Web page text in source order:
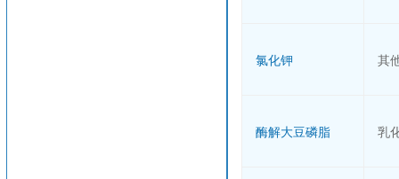
氯化钾 其
酶解大豆磷脂 乳